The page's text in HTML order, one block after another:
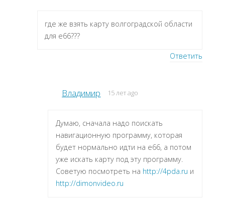
где же взять карту волгоградской области
для е66???
Ответить
Владимир 15 лет ago
Думаю, сначала надо поискать
навигационную программу, которая
будет нормально идти на e66, а потом
уже искать карту под эту программу.
Советую посмотреть на http://4pda.ru и
http://dimonvideo.ru